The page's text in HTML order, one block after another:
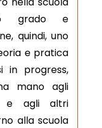
grado e
quindi, uno
e pratica
in progress,
mano agli
e agli altri
alla scuola